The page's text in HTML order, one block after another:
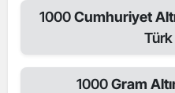
1000Cumhuriyet
Türk
1000Gram